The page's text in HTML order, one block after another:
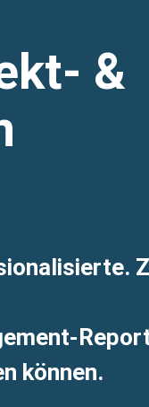
&
können.